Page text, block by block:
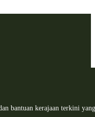
bantuan kerajaan terkini